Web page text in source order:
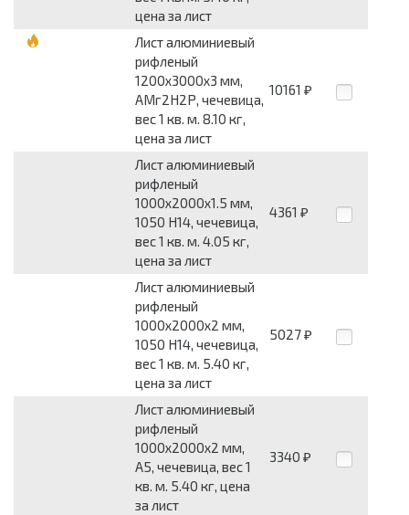
цена за лист
Лист алюминиевый
рифленый
1200x3000x3 мм,
АМг2Н2Р, чечевица,
вес 1 кв. м. 8.10 кг,
цена за лист
10161 ₽
Лист алюминиевый
рифленый
1000x2000x1.5 мм,
1050 Н14, чечевица,
вес 1 кв. м. 4.05 кг,
цена за лист
4361 ₽
Лист алюминиевый
рифленый
1000x2000x2 мм,
1050 Н14, чечевица,
вес 1 кв. м. 5.40 кг,
цена за лист
5027 ₽
Лист алюминиевый
рифленый
1000x2000x2 мм,
А5, чечевица, вес 1
кв. м. 5.40 кг, цена
за лист
3340 ₽